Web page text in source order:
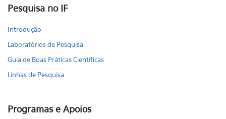
Pesquisa no IF
Introdução
Laboratórios de Pesquisa
Guia de Boas Práticas Científicas
Linhas de Pesquisa
Programas e Apoios